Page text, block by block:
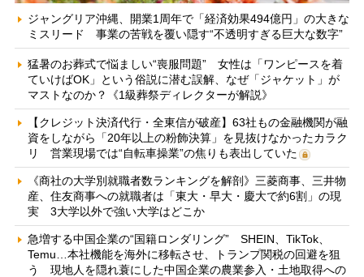
ジャングリア沖縄、開業1周年で「経済効果494億円」の大きな
ミスリード 事業の苦戦を覆い隠す“不透明すぎる巨大な数字”
猛暑のお葬式で悩ましい“喪服問題” 女性は「ワンピースを着
ていけばOK」という俗説に潜む誤解、なぜ「ジャケット」が
マストなのか？《1級葬祭ディレクターが解説》
【クレジット決済代行・全東信が破産】63社もの金融機関が融
資をしながら「20年以上の粉飾決算」を見抜けなかったカラク
リ 営業現場では“自転車操業”の焦りも表出していた
《商社の大学別就職者数ランキングを解剖》三菱商事、三井物
産、住友商事への就職者は「東大・早大・慶大で約6割」の現
実 3大学以外で強い大学はどこか
急増する中国企業の“国籍ロンダリング” SHEIN、TikTok、
Temu…本社機能を海外に移転させ、トランプ関税の回避を狙
う 現地人を隠れ蓑にした中国企業の農業参入・土地取得への